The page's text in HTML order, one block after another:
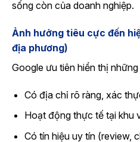
sống còn của doanh nghiệp.
Ảnh hưởng tiêu cực đến
địa phương)
Google ưu tiên hiển thị
Có địa chỉ rõ ràng, xác
Hoạt động thực tế tại khu
Có tín hiệu uy tín (review,